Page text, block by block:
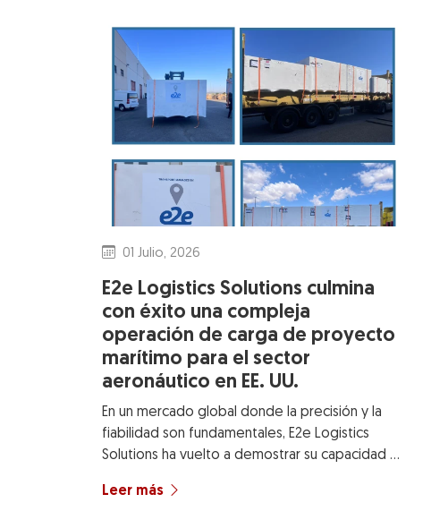
01 Julio, 2026
E2e Logistics Solutions culmina
con éxito una compleja
operación de carga de proyecto
marítimo para el sector
aeronáutico en EE. UU.
En un mercado global donde la precisión y la
fiabilidad son fundamentales, E2e Logistics
Solutions ha vuelto a demostrar su capacidad …
Leer más